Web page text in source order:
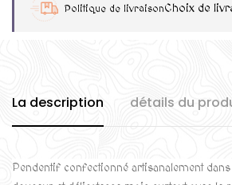
Politique de livraisonChoix de
La description détails du
Pendentif confectionné artisanalement